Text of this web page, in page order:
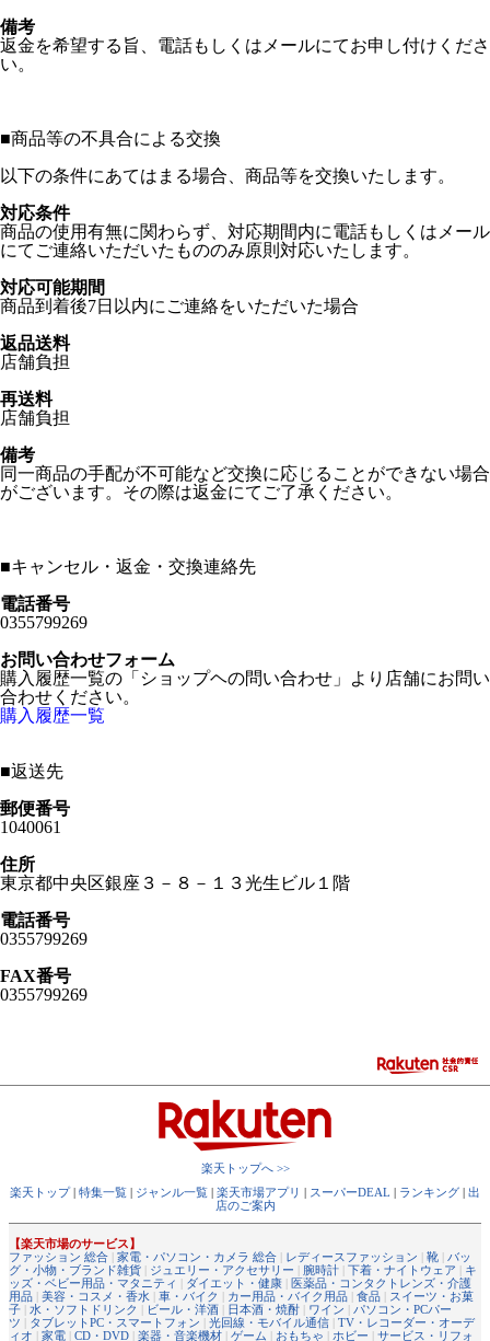
備考
返金を希望する旨、電話もしくはメールにてお申し付けくださ
い。
■商品等の不具合による交換
以下の条件にあてはまる場合、商品等を交換いたします。
対応条件
商品の使用有無に関わらず、対応期間内に電話もしくはメール
にてご連絡いただいたもののみ原則対応いたします。
対応可能期間
商品到着後7日以内にご連絡をいただいた場合
返品送料
店舗負担
再送料
店舗負担
備考
同一商品の手配が不可能など交換に応じることができない場合
がございます。その際は返金にてご了承ください。
■キャンセル・返金・交換連絡先
電話番号
0355799269
お問い合わせフォーム
購入履歴一覧の「ショップヘの問い合わせ」より店舗にお問い
合わせください。
購入履歴一覧
■返送先
郵便番号
1040061
住所
東京都中央区銀座３－８－１３光生ビル１階
電話番号
0355799269
FAX番号
0355799269
楽天トップへ >>
楽天トップ| 特集一覧 | ジャンル一覧 | 楽天市場アプリ | スーパーDEAL | ランキング | 出
店のご案内
【楽天市場のサービス】
ファッション 総合 | 家電・パソコン・カメラ 総合 | レディースファッション | 靴 | バッ
グ・小物・ブランド雑貨 | ジュエリー・アクセサリー | 腕時計 | 下着・ナイトウェア | キ
ッズ・ベビー用品・マタニティ | ダイエット・健康 | 医薬品・コンタクトレンズ・介護
用品 | 美容・コスメ・香水 | 車・バイク | カー用品・バイク用品 | 食品 | スイーツ・お菓
子 | 水・ソフトドリンク | ビール・洋酒 | 日本酒・焼酎 | ワイン | パソコン・PCパー
ツ | タブレットPC・スマートフォン | 光回線・モバイル通信 | TV・レコーダー・オーデ
ィオ | 家電 | CD・DVD | 楽器・音楽機材 | ゲーム | おもちゃ | ホビー | サービス・リフォ